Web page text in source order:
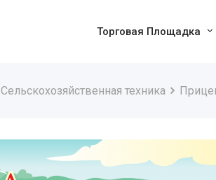
Торговая Площадка
Сельскохозяйственная техника